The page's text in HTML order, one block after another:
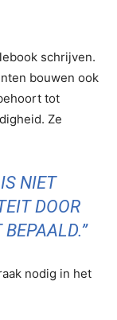
schrijven.
bouwen ook
tot
Ze
NIET
DOOR
nodig in het